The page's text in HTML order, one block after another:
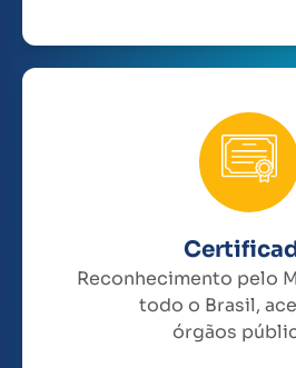
Reconhecimento pelo
todo o Brasil,
órgãos